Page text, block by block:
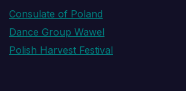
Consulate of Poland
Dance Group Wawel
Polish Harvest Festival